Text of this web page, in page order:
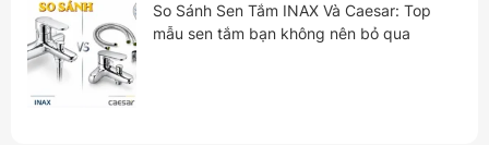
So Sánh Sen Tắm INAX Và Caesar: Top
mẫu sen tắm bạn không nên bỏ qua